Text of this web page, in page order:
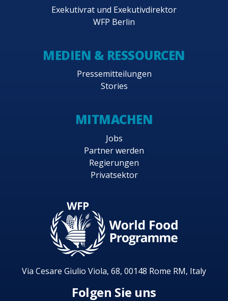
Exekutivrat und Exekutivdirektor
WFP Berlin
MEDIEN & RESSOURCEN
Pressemitteilungen
Stories
MITMACHEN
Jobs
Partner werden
Regierungen
Privatsektor
Via Cesare Giulio Viola, 68, 00148 Rome RM, Italy
Folgen Sie uns